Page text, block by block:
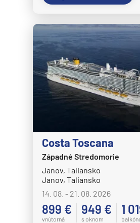
Costa Toscana
Západné Stredomorie
Janov, Taliansko
Janov, Taliansko
14. 08. - 21. 08. 2026
899 €
vnútorná
949 €
s oknom
1